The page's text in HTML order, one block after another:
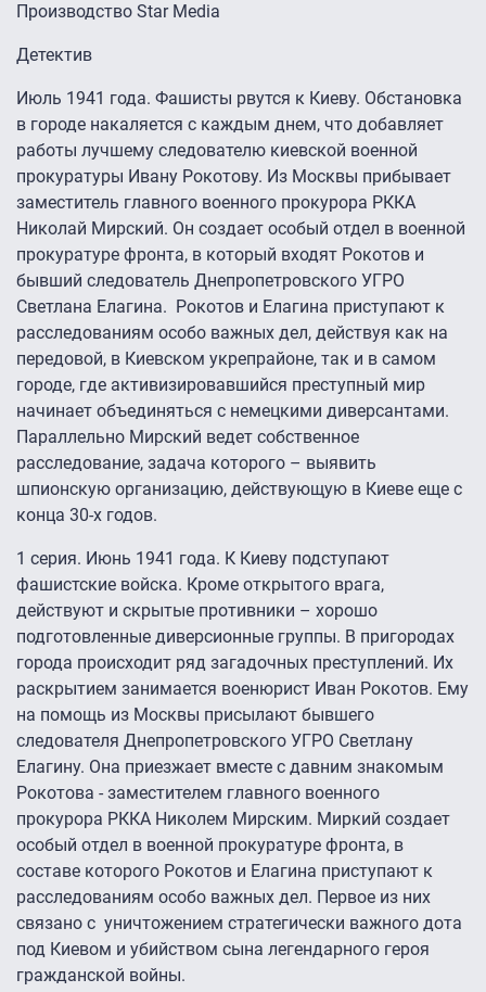
Производство Star Media
Детектив
Июль 1941 года. Фашисты рвутся к Киеву. Обстановка
в городе накаляется с каждым днем, что добавляет
работы лучшему следователю киевской военной
прокуратуры Ивану Рокотову. Из Москвы прибывает
заместитель главного военного прокурора РККА
Николай Мирский. Он создает особый отдел в военной
прокуратуре фронта, в который входят Рокотов и
бывший следователь Днепропетровского УГРО
Светлана Елагина. Рокотов и Елагина приступают к
расследованиям особо важных дел, действуя как на
передовой, в Киевском укрепрайоне, так и в самом
городе, где активизировавшийся преступный мир
начинает объединяться с немецкими диверсантами.
Параллельно Мирский ведет собственное
расследование, задача которого – выявить
шпионскую организацию, действующую в Киеве еще с
конца 30-х годов.
1 серия. Июнь 1941 года. К Киеву подступают
фашистские войска. Кроме открытого врага,
действуют и скрытые противники – хорошо
подготовленные диверсионные группы. В пригородах
города происходит ряд загадочных преступлений. Их
раскрытием занимается военюрист Иван Рокотов. Ему
на помощь из Москвы присылают бывшего
следователя Днепропетровского УГРО Светлану
Елагину. Она приезжает вместе с давним знакомым
Рокотова - заместителем главного военного
прокурора РККА Николем Мирским. Миркий создает
особый отдел в военной прокуратуре фронта, в
составе которого Рокотов и Елагина приступают к
расследованиям особо важных дел. Первое из них
связано с уничтожением стратегически важного дота
под Киевом и убийством сына легендарного героя
гражданской войны.